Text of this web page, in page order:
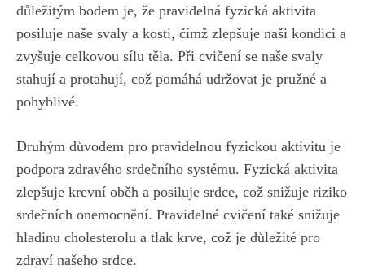
důležitým bodem je, že ⁤pravidelná fyzická aktivita
‌posiluje naše svaly a kosti, čímž zlepšuje naši kondici ‍a
zvyšuje celkovou sílu těla. Při cvičení se naše svaly
stahují a protahují, ⁢což pomáhá udržovat je‌ pružné⁢ a
pohyblivé.
Druhým důvodem pro ​pravidelnou fyzickou ⁢aktivitu je
podpora zdravého srdečního systému. Fyzická ​aktivita
zlepšuje krevní oběh⁢ a posiluje srdce, což snižuje riziko
srdečních onemocnění. Pravidelné cvičení také snižuje⁤
hladinu cholesterolu a tlak krve,⁣ což je důležité pro
‍zdraví našeho srdce.